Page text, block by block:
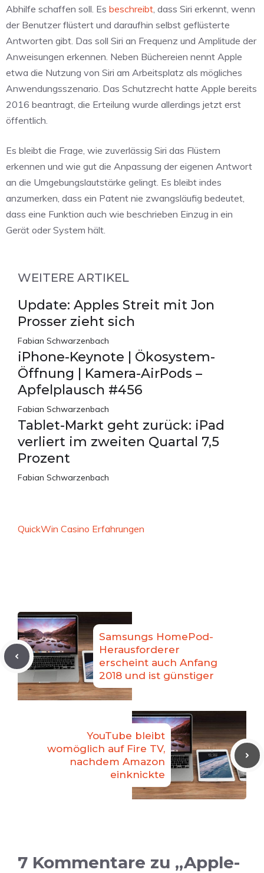
Abhilfe schaffen soll. Es beschreibt, dass Siri erkennt, wenn
der Benutzer flüstert und daraufhin selbst geflüsterte
Antworten gibt. Das soll Siri an Frequenz und Amplitude der
Anweisungen erkennen. Neben Büchereien nennt Apple
etwa die Nutzung von Siri am Arbeitsplatz als mögliches
Anwendungsszenario. Das Schutzrecht hatte Apple bereits
2016 beantragt, die Erteilung wurde allerdings jetzt erst
öffentlich.
Es bleibt die Frage, wie zuverlässig Siri das Flüstern
erkennen und wie gut die Anpassung der eigenen Antwort
an die Umgebungslautstärke gelingt. Es bleibt indes
anzumerken, dass ein Patent nie zwangsläufig bedeutet,
dass eine Funktion auch wie beschrieben Einzug in ein
Gerät oder System hält.
WEITERE ARTIKEL
Update: Apples Streit mit Jon
Prosser zieht sich
Fabian Schwarzenbach
iPhone-Keynote | Ökosystem-
Öffnung | Kamera-AirPods –
Apfelplausch #456
Fabian Schwarzenbach
Tablet-Markt geht zurück: iPad
verliert im zweiten Quartal 7,5
Prozent
Fabian Schwarzenbach
QuickWin Casino Erfahrungen
Samsungs HomePod-
Herausforderer
erscheint auch Anfang
2018 und ist günstiger
YouTube bleibt
womöglich auf Fire TV,
nachdem Amazon
einknickte
7 Kommentare zu „Apple-